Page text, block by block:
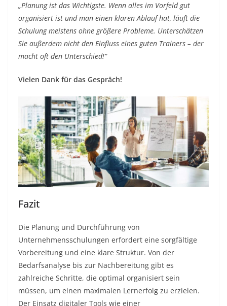
„Planung ist das Wichtigste. Wenn alles im Vorfeld gut
organisiert ist und man einen klaren Ablauf hat, läuft die
Schulung meistens ohne größere Probleme. Unterschätzen
Sie außerdem nicht den Einfluss eines guten Trainers – der
macht oft den Unterschied!“
Vielen Dank für das Gespräch!
Fazit
Die Planung und Durchführung von
Unternehmensschulungen erfordert eine sorgfältige
Vorbereitung und eine klare Struktur. Von der
Bedarfsanalyse bis zur Nachbereitung gibt es
zahlreiche Schritte, die optimal organisiert sein
müssen, um einen maximalen Lernerfolg zu erzielen.
Der Einsatz digitaler Tools wie einer